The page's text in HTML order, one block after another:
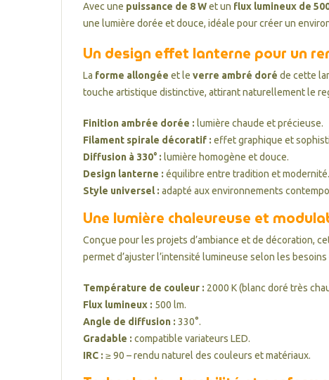
Avec une puissance de 8 Wet un flux lumineux de
une lumière dorée et douce, idéale pour créer un
Un design effet lanterne pour un
La forme allongée et le verre ambré doré de cette
touche artistique distinctive, attirant naturellement le
Finition ambrée dorée : lumière chaude et précieuse.
Filament spirale décoratif : effet graphique et
Diffusion à 330° : lumière homogène et douce.
Design lanterne : équilibre entre tradition et modernité.
Style universel : adapté aux environnements
Une lumière chaleureuse et
Conçue pour les projets d’ambiance et de décoration,
permet d’ajuster l’intensité lumineuse selon les
Température de couleur : 2000 K (blanc doré très
Flux lumineux : 500 lm.
Angle de diffusion : 330°.
Gradable : compatible variateurs LED.
IRC : ≥ 90 – rendu naturel des couleurs et matériaux.